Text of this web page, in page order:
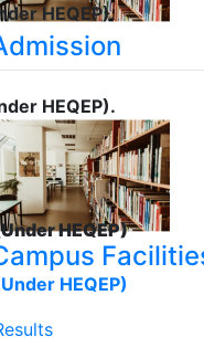
HEQEP).
HEQEP).
HEQEP)